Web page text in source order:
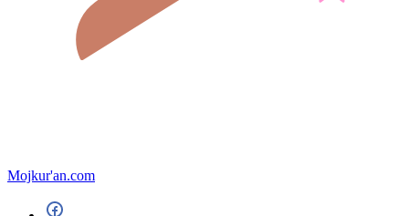
Mojkur'an.com